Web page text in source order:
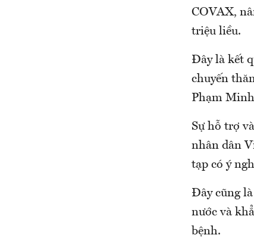
COVAX,
triệu liều.
Đây là kết
chuyến
Phạm
Sự hỗ trợ
nhân dân
tạp có ý
Đây cũng
nước và
bệnh.